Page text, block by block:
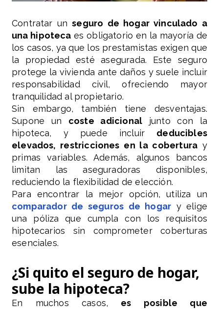
Contratar unseguro de hogar vinculado a
una hipoteca es obligatorio en la mayoría de
los casos, ya que los prestamistas exigen que
la propiedad esté asegurada. Este seguro
protege la vivienda ante daños y suele incluir
responsabilidad civil, ofreciendo mayor
tranquilidad al propietario.
Sin embargo, también tiene desventajas.
Supone un coste adicional junto con la
hipoteca, y puede incluir deducibles
elevados, restricciones en la cobertura y
primas variables. Además, algunos bancos
limitan las aseguradoras disponibles,
reduciendo la flexibilidad de elección.
Para encontrar la mejor opción, utiliza un
comparador de seguros de hogar y elige
una póliza que cumpla con los requisitos
hipotecarios sin comprometer coberturas
esenciales.
¿Si quito el seguro de hogar,
sube la hipoteca?
En muchos casos, es posible que